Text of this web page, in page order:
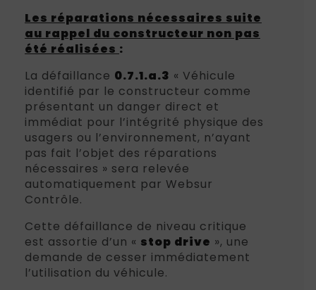
Les réparations nécessaires suite
au rappel du constructeur non pas
été réalisées :
La défaillance 0.7.1.a.3 « Véhicule
identifié par le constructeur comme
présentant un danger direct et
immédiat pour l’intégrité physique des
usagers ou l’environnement, n’ayant
pas fait l’objet des réparations
nécessaires » sera relevée
automatiquement par Websur
Contrôle.
Cette défaillance de niveau critique
est assortie d’un « stop drive », une
demande de cesser immédiatement
l’utilisation du véhicule.